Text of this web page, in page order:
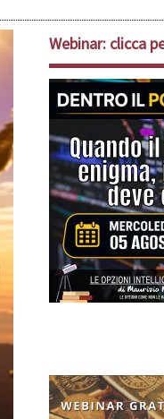
Webinar: clicca